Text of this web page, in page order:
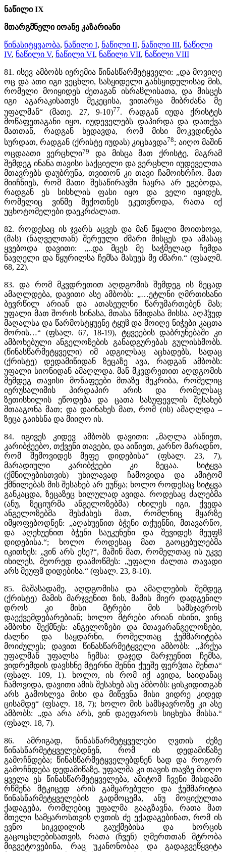
ნაწილი IX
მთარგმნელი იოანე კაზარიანი
წინასიტყვაობა, ნაწილი I, ნაწილი II, ნაწილი III, ნაწილი
IV, ნაწილი V, ნაწილი VI, ნაწილი VII, ნაწილი VIII
81. ისევ ამბობს იერემია წინასწარმეტყველი: „და მოვიღე
ოც და ათი იგი ვეცხლი, სასყიდელი განსყიდულისაჲ მის,
რომელი მოიყიდეს ძეთაგან ისრაჱლისათა, და მისცეს
იგი აგარაკისათჳს მეკეცისა, ვითარცა მიბრძანა მე
უფალმან“ (მათე. 27, 9-10)77. რადგან იუდა ქრისტეს
მოწაფეთაგანი იყო, იუდეველებს დაპირდა და დათქვა
მათთან, რადგან ხედავდა, რომ მისი მოკვდინება
სურდათ, რადგან (ქრისტე იუდას) კიცხავდა78; აიღო მაშინ
ოცდაათი ვერცხლი79
და მისცა მათ ქრისტე, მაგრამ
შემდეგ ინანა თავისი საქციელი და ვერცხლი იუდეველთა
მთავრებს დაუბრუნა, თვითონ კი თავი ჩამოიხრჩო. მათ
მიიჩნიეს, რომ მათი შესაწირავში ჩაყრა არ ეგებოდა,
რადგან ეს სისხლის ფასი იყო და ველი იყიდეს,
რომელიც ვინმე მექოთნეს ეკუთვნოდა, რათა იქ
უცხოტომელები დაეკრძალათ.
82. როდესაც ის ჯვარს აცვეს და მან წყალი მოითხოვა,
(მას) (ნაღველთან) შერეული ძმარი მისცეს და ამასაც
ყვებოდა დავითი: „..და მცეს მე საჭმელად ჩემდა
ნავღელი და წყურილსა ჩემსა მასუეს მე ძმარი.“ (ფსალმ.
68, 22).
83. და რომ მკვდრეთით აღდგომის შემდეგ ის ზეცად
ამაღლდება, დავითი ასე ამბობს: „…ეტლნი ღმრთისანი
ბევრწილ არიან და ათასეულნი წარუმართებენ მას;
უფალი მათ შორის სინასა, მთასა წმიდასა მისსა. აღჰჴედ
მაღალსა და წარმოსტყუენე ტყუჱ და მოიღე ნიჭები კაცთა
შორის…“ (ფსალ. 67, 18-19), ტყვეების დაბრუნებაში კი
ამბოხებული ანგელოზების განადგურებას გულისხმობს.
(წინასწარმეტყველი) იმ ადგილსაც აცხადებს, სადაც
(ქრისტე) დედამიწიდან ზეცაზე ავა, რადგან ამბობს:
უფალი სიონიდან ამაღლდა. მან მკვდრეთით აღდგომის
შემდეგ თავისი მოწაფეები მთაზე შეკრიბა, რომელიც
იერუსალიმის პირდაპირ არის და რომელსაც
ზეთისხილის ეწოდება და ცათა სასუფევლის შესახებ
შთააგონა მათ; და დაინახეს მათ, რომ (ის) ამაღლდა –
ზეცა გაიხსნა და მიიღო ის.
84. იგივეს კიდევ ამბობს დავითი: „მაღლა ასწიეთ,
კარიბჭეებო, თქვენი თავები, და აიწიეთ, კარნო მარადნო,
რომ შემოვიდეს მეფე დიდებისა“ (ფსალ. 23, 7),
მარადიული კარიბჭეები კი ზეცაა. სიტყვა
(ქმნილებისთვის) უხილავად ჩამოვიდა და ამიტომ
ქმნილებას მის შესახებ არ ეუწყა; ხოლო როდესაც სიტყვა
განკაცდა, ზეცაზეც ხილულად ავიდა. როდესაც ძალებმა
(ანუ, ზეციურმა ანგელოზებმა) იხილეს იგი, ქვედა
ანგელოზებმა შესძახეს მათ, რომლნიც მყარზე
იმყოფებოდნენ: „აღახუენით ბჭენი თქუენნი, მთავარნო,
და აღეხუენით ბჭენი საუკუნენი და შევიდეს მეუფჱ
დიდებისა.“; ხოლო როდესაც მათ გაოცებულებმა
იკითხეს: „ვინ არს ესე?“, მაშინ მათ, რომელთაც ის უკვე
იხილეს, მეორედ დაამოწმეს: „უფალი ძალთა თავადი
არს მეუფჱ დიდებისა.“ (ფსალ. 23, 8-10).
85. მაშასადამე, აღდგომისა და ამაღლების შემდეგ
(ქრისტე) მამის მარჯვენით ზის, მამის მიერ დადგენილ
დროს კი მისი მტრები მის სამსჯავროს
დაექვემდებარებიან; ხოლო მტრები არიან ისინი, ვინც
ამბოხი შექმნეს: ანგელოზები და მთავარანგელოზები,
ძალნი და საყდარნი, რომელთაც ჭეშმარიტება
მოიძულეს; დავით წინასწარმეტყველი ამბობს: „ჰრქუა
უფალმან უფალსა ჩემსა: დაჯედ მარჯუენით ჩემსა,
ვიდრემდის დავსხნე მტერნი შენნი ქუეშე ფერჴთა შენთა“
(ფსალ. 109, 1). ხოლო, ის რომ იქ ავიდა, საიდანაც
ჩამოვიდა, დავითი ამის შესახებ ასე ამბობს: ცისკიდითგან
არს გამოსლვა მისი და მიწევნა მისი ვიდრე კიდედ
ცისამდე“ (ფსალ. 18, 7); ხოლო მის სამსჯავროზე კი ასე
ამბობს: „და არა არს, ვინ დაეფაროს სიცხესა მისსა.“
(ფსალ. 18, 7).
86. ამრიგად, წინასწარმეტყველები ღვთის ძეზე
წინასწარმეტყველებდნენ, რომ ის დედამიწაზე
გამოჩნდება; წინასწარმეტყველებდნენ სად და როგორ
გამოჩნდება დედამიწაზე, უფალმა კი თავის თავზე მიიღო
ყველა ეს წინასწარმეტყველება, ამიტომ ჩვენი მისდამი
რწმენა მტკიცედ არის გამყარებული და ჭეშმარიტია
წინასწარმეტყველების გადმოცემა, ანუ მოციქულთა
ქადაგება, რომლებიც უფალმა გააგზავნა, რათა მათ
მთელი სამყაროსთვის ღვთის ძე ექადაგებინათ, რომ ის
ევნო სიკვდილის გაუქმებისა და ხორცის
გაცოცხლებისათვის, რათა (ჩვენ) ღმერთთან მტრობა
მიგვეტოვებინა, რაც უკანონობაა და გადაგვეწყვიტა